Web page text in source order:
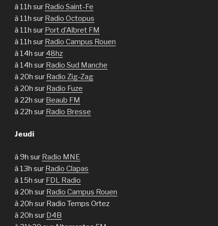
à 11h sur Radio Saint-Fe
à 11h sur Radio Octopus
à 11h sur Port d’Albret FM
à 11h sur Radio Campus Rouen
à 14h sur 48hz
à 14h sur Radio Sud Manche
à 20h sur Radio Zig-Zag
à 20h sur Radio Fuze
à 22h sur Beaub FM
à 22h sur Radio Bresse
Jeudi
à 9h sur Radio MNE
à 13h sur Radio Clapas
à 15h sur FDL Radio
à 20h sur Radio Campus Rouen
à 20h sur Radio Temps Ortez
à 20h sur D4B